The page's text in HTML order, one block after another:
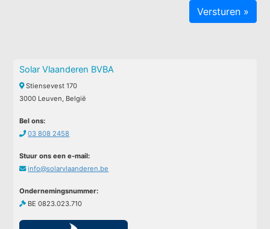
Solar Vlaanderen BVBA
Stiensevest 170
3000 Leuven, België
Bel ons:
03 808 2458
Stuur ons een e-mail:
info@solarvlaanderen.be
Ondernemingsnummer:
BE 0823.023.710